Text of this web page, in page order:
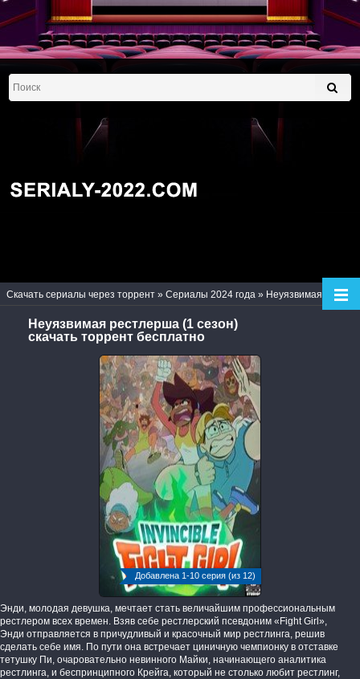
Скачать сериалы через торрент » Сериалы 2024 года » Неуязвимая рестлерша (1 сезон)
Неуязвимая рестлерша (1 сезон)
скачать торрент бесплатно
Добавлена 1-10 серия (из 12)
Энди, молодая девушка, мечтает стать величайшим профессиональным
рестлером всех времен. Взяв себе рестлерский псевдоним «Fight Girl»,
Энди отправляется в причудливый и красочный мир рестлинга, решив
сделать себе имя. По пути она встречает циничную чемпионку в отставке
тетушку Пи, очаровательно невинного Майки, начинающего аналитика
рестлинга, и беспринципного Крейга, который не столько любит рестлинг,